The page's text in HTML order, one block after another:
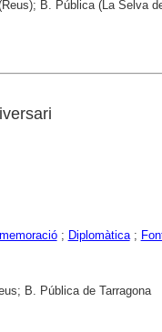
B. Pública (La Selva
; Diplomàtica;
B. Pública de Tarragona